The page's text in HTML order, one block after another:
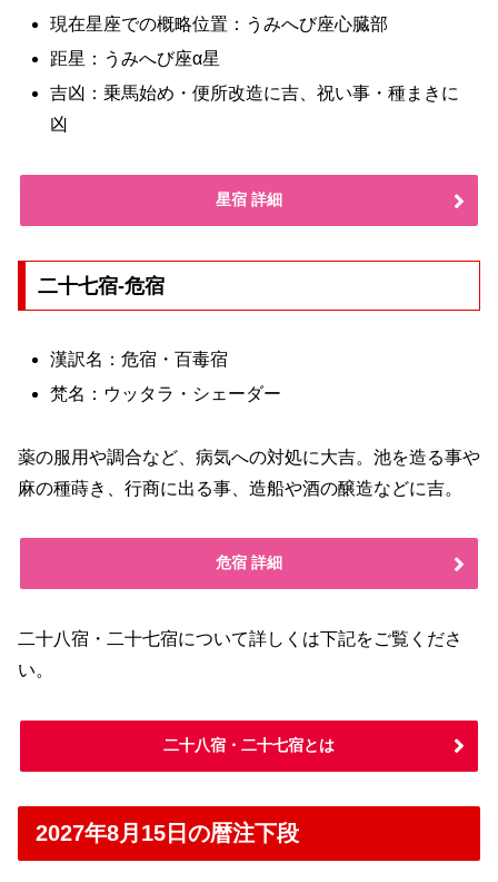
現在星座での概略位置：うみへび座心臓部
距星：うみへび座α星
吉凶：乗馬始め・便所改造に吉、祝い事・種まきに
凶
星宿 詳細
二十七宿-危宿
漢訳名：危宿・百毒宿
梵名：ウッタラ・シェーダー
薬の服用や調合など、病気への対処に大吉。池を造る事や
麻の種蒔き、行商に出る事、造船や酒の醸造などに吉。
危宿 詳細
二十八宿・二十七宿について詳しくは下記をご覧くださ
い。
二十八宿・二十七宿とは
2027年8月15日の暦注下段